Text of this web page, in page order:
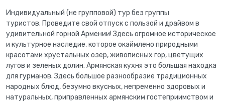
Индивидуальный (не групповой) тур без группы
туристов. Проведите свой отпуск с пользой и драйвом в
удивительной горной Армении! Здесь огромное историческое
и культурное наследие, которое окаймлено природными
красотами хрустальных озер, живописных гор, цветущих
лугов и зеленых долин. Армянская кухня это большая находка
для гурманов. Здесь большое разнообразие традиционных
народных блюд, безумно вкусных, непременно здоровых и
натуральных, приправленных армянским гостеприимством и